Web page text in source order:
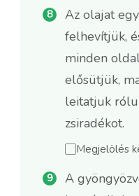
Az olajat
felhevítjük,
minden
elősütjük,
leitatjuk
zsiradékot.
Megjelölés
A